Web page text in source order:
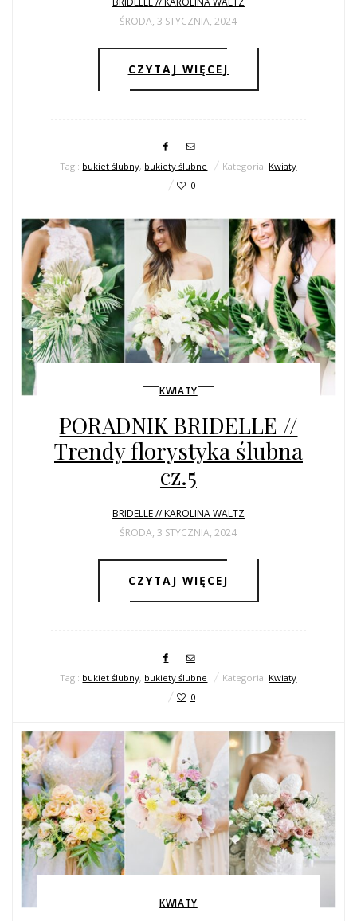
ŚRODA, 3 STYCZNIA, 2024
CZYTAJ WIĘCEJ
Tagi: bukiet ślubny, bukiety ślubne Kategoria: Kwiaty
0
KWIATY
PORADNIK BRIDELLE //
Trendy florystyka ślubna
cz.5
BRIDELLE // KAROLINA WALTZ
ŚRODA, 3 STYCZNIA, 2024
CZYTAJ WIĘCEJ
Tagi: bukiet ślubny, bukiety ślubne Kategoria: Kwiaty
0
KWIATY